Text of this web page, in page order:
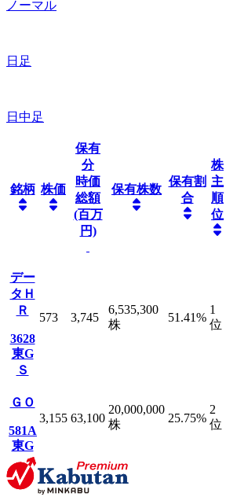
ノーマル
日足
日中足
銘柄 株価
保有
分
時価
総額
(百万
円)
保有株数
保有割
合
株
主
順
位
デー
タＨ
Ｒ
3628
東G
Ｓ
573 3,745
6,535,300
株
51.41%
1
位
ＧＯ
581A
東G
3,155 63,100
20,000,000
株
25.75%
2
位